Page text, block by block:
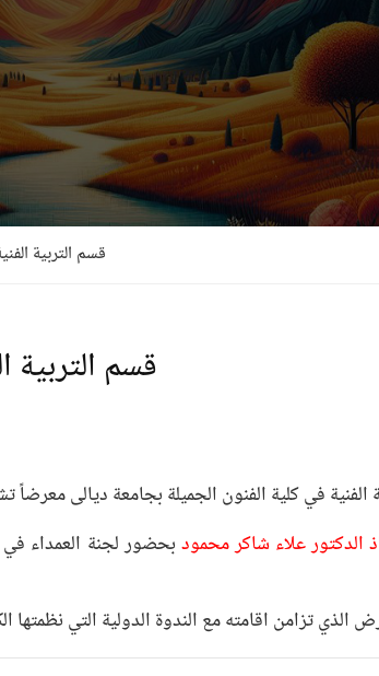
قسم التربية
قسم التربية
الدكتور علاء شاكر محمود بحضور لجنة العمداء في